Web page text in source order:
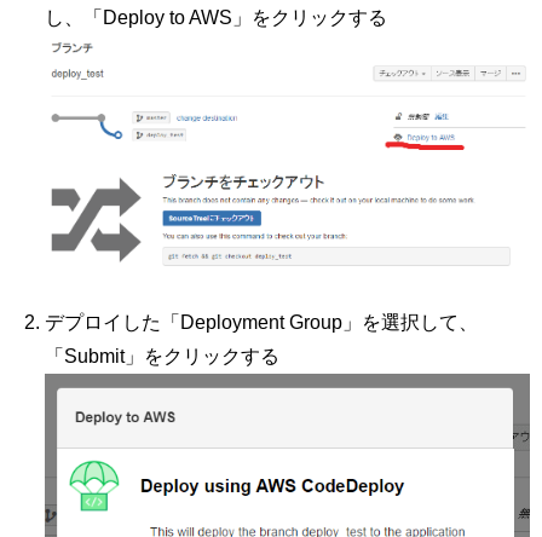
し、「Deploy to AWS」をクリックする
デプロイした「Deployment Group」を選択して、
「Submit」をクリックする